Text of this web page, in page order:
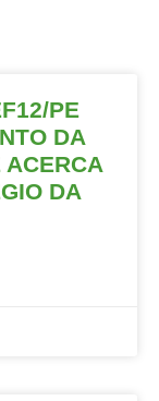
PE
DA
ACERCA
DA